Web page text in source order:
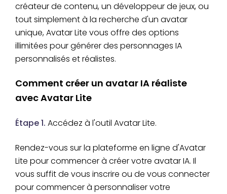
créateur de contenu, un développeur de jeux, ou
tout simplement à la recherche d'un avatar
unique, Avatar Lite vous offre des options
illimitées pour générer des personnages IA
personnalisés et réalistes.
Comment créer un avatar IA réaliste
avec Avatar Lite
Étape 1. Accédez à l'outil Avatar Lite.
Rendez-vous sur la plateforme en ligne d'Avatar
Lite pour commencer à créer votre avatar IA. Il
vous suffit de vous inscrire ou de vous connecter
pour commencer à personnaliser votre